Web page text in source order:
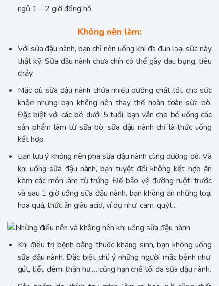
ngủ 1 – 2 giờ đồng hồ.
Không nên làm:
Với sữa đậu nành, bạn chỉ nên uống khi đã đun loại sữa này
thật kỹ. Sữa đậu nành chưa chín có thể gây đau bụng, tiêu
chảy.
Mặc dù sữa đậu nành chứa nhiều dưỡng chất tốt cho sức
khỏe nhưng bạn không nên thay thế hoàn toàn sữa bò.
Đặc biệt với các bé dưới 5 tuổi, bạn vẫn cho bé uống các
sản phẩm làm từ sữa bò, sữa đậu nành chỉ là thức uống
kết hợp.
Bạn lưu ý không nên pha sữa đậu nành cùng đường đỏ. Và
khi uống sữa đậu nành, bạn tuyệt đối không kết hợp ăn
kèm các món làm từ trứng. Để bảo vệ đường ruột, trước
và sau 1 giờ uống sữa đậu nành, bạn không ăn những loại
hoa quả, thức ăn giàu acid, ví dụ như: cam, quýt,…
Khi điều trị bệnh bằng thuốc kháng sinh, bạn không uống
sữa đậu nành. Đặc biệt chú ý những người mắc bệnh như:
gút, tiểu đêm, thận hư,… cũng hạn chế tối đa sữa đậu nành.